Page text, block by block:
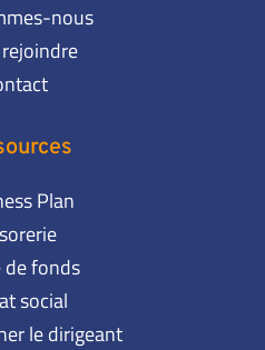
nous
Plan
de fonds
social
le dirigeant